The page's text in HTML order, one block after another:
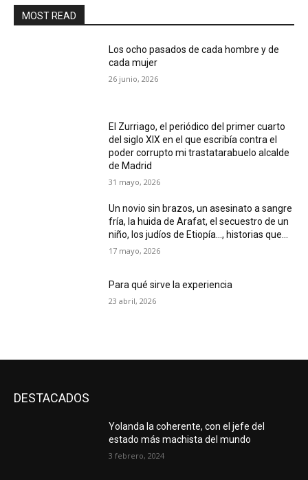
MOST READ
Los ocho pasados de cada hombre y de
cada mujer
26 junio, 2026
El Zurriago, el periódico del primer cuarto
del siglo XIX en el que escribía contra el
poder corrupto mi trastatarabuelo alcalde
de Madrid
31 mayo, 2026
Un novio sin brazos, un asesinato a sangre
fría, la huida de Arafat, el secuestro de un
niño, los judíos de Etiopía…, historias que...
17 mayo, 2026
Para qué sirve la experiencia
23 abril, 2026
DESTACADOS
Yolanda la coherente, con el jefe del
estado más machista del mundo
3 febrero, 2024